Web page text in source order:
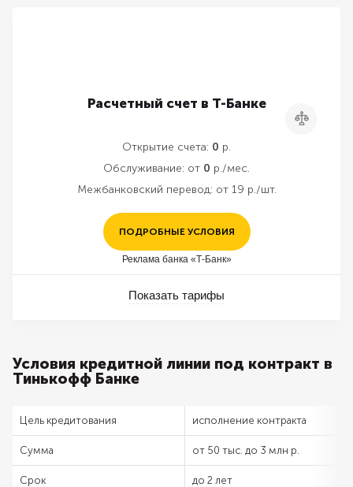
Расчетный счет в Т-Банке
Сравнить
Открытие счета: 0 р.
Обслуживание: от 0 р./мес.
Межбанковский перевод: от 19 р./шт.
ПОДРОБНЫЕ УСЛОВИЯ
Реклама банка «Т-Банк»
Показать тарифы
Условия кредитной линии под контракт в
Тинькофф Банке
Цель кредитования исполнение контракта
Сумма от 50 тыс. до 3 млн р.
Срок до 2 лет